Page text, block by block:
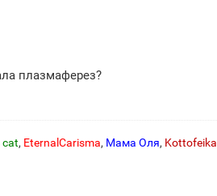
плазмаферез?
cat, EternalCarisma, Мама Оля, Kottofeika